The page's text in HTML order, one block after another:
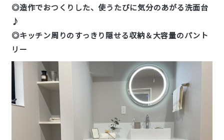
◎造作でおつくりした、使うたびに気分のあがる洗面台
♪
◎キッチン周りのすっきり隠せる収納＆大容量のパント
リー